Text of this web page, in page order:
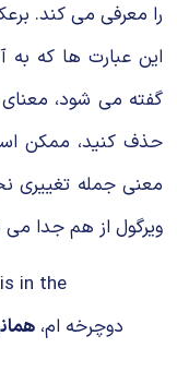
را معرفی می‌‌ کند.
این عبارت ها که به
گفته می‌ شود، معنای
حذف کنید، ممکن
معنی جمله تغییری
ویرگول از هم جدا
in the
garage. دوچرخه ام،